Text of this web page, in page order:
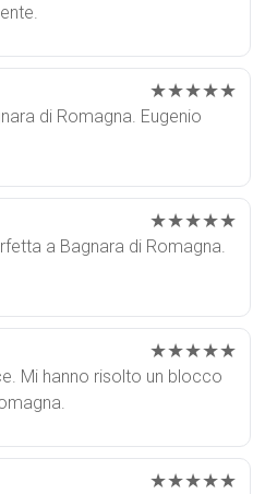
★★★★★
di Romagna. Eugenio
★★★★★
a Bagnara di Romagna.
★★★★★
Mi hanno risolto un blocco
★★★★★